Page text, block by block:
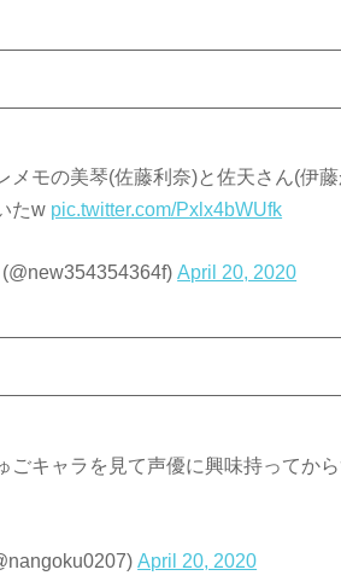
メモの美琴(佐藤利奈)と佐天さん(伊
たw pic.twitter.com/Pxlx4bWUfk
April 20, 2020
ごキャラを見て声優に興味持ってか
April 20, 2020